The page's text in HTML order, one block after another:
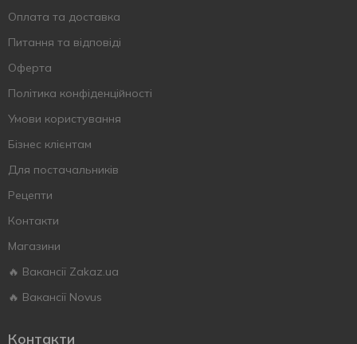
Оплата та доставка
Питання та відповіді
Оферта
Політика конфіденційності
Умови користування
Бізнес клієнтам
Для постачальників
Рецепти
Контакти
Магазини
🔥 Вакансії Zakaz.ua
🔥 Вакансії Novus
Контакти